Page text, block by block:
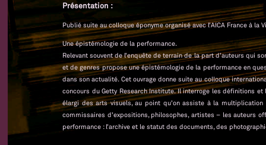
Présentation :
Publié suite au colloque éponyme organisé avec l’AICA France à la
Une épistémologie de la performance.
Relevant souvent de l’enquête de terrain de la part d’auteurs qui
et de genres propose une épistémologie de la performance en
dans son actualité. Cet ouvrage donne suite au colloque
concours du Getty Research Institute. Il interroge les définitions
élargi des arts visuels, au point qu’on assiste à la
commissaires d’expositions, philosophes, artistes – les auteurs
performance : l’archive et le statut des documents, des